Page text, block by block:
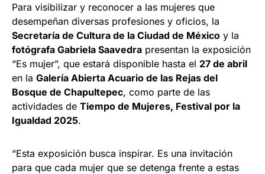
Para visibilizar y reconocer a las mujeres que
desempeñan diversas profesiones y oficios, la
Secretaría de Cultura de la Ciudad de México y la
fotógrafa Gabriela Saavedra presentan la exposición
“Es mujer”, que estará disponible hasta el 27 de abril
en la Galería Abierta Acuario de las Rejas del
Bosque de Chapultepec, como parte de las
actividades de Tiempo de Mujeres, Festival por la
Igualdad 2025.
“Esta exposición busca inspirar. Es una invitación
para que cada mujer que se detenga frente a estas